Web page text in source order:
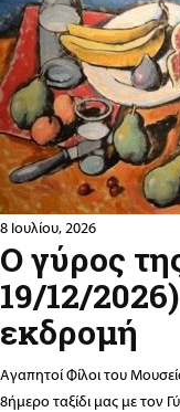
8 Ιουλίου, 2026
Ο γύρος
19/12/
εκδρομή
Αγαπητοί Φίλοι του
8ήμερο ταξίδι μας με τον